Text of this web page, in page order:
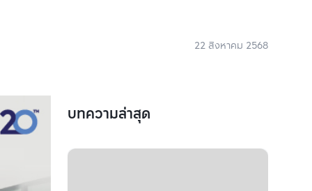
22 สิงหาคม 2568
บทความล่าสุด